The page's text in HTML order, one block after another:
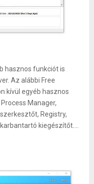
hasznos funkciót is
Az alábbi Free
kívül egyéb hasznos
Manager,
Registry,
kiegészítőt....